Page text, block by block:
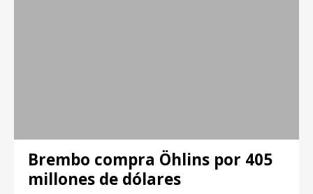
Brembo compra Öhlins por 405
millones de dólares